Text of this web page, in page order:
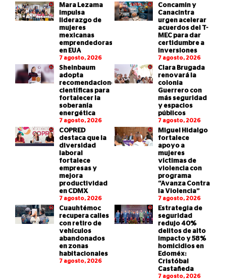
Mara Lezama
impulsa
liderazgo de
mujeres
mexicanas
emprendedoras
en EUA
7 agosto, 2026
Concamin y
Canacintra
urgen acelerar
acuerdos del T-
MEC para dar
certidumbre a
inversiones
7 agosto, 2026
Sheinbaum
adopta
recomendaciones
científicas para
fortalecer la
soberanía
energética
7 agosto, 2026
Clara Brugada
renovará la
colonia
Guerrero con
más seguridad
y espacios
públicos
7 agosto, 2026
COPRED
destaca que la
diversidad
laboral
fortalece
empresas y
mejora
productividad
en CDMX
7 agosto, 2026
Miguel Hidalgo
fortalece
apoyo a
mujeres
víctimas de
violencia con
programa
“Avanza Contra
la Violencia”
7 agosto, 2026
Cuauhtémoc
recupera calles
con retiro de
vehículos
abandonados
en zonas
habitacionales
7 agosto, 2026
Estrategia de
seguridad
redujo 40%
delitos de alto
impacto y 58%
homicidios en
Edoméx:
Cristóbal
Castañeda
7 agosto, 2026